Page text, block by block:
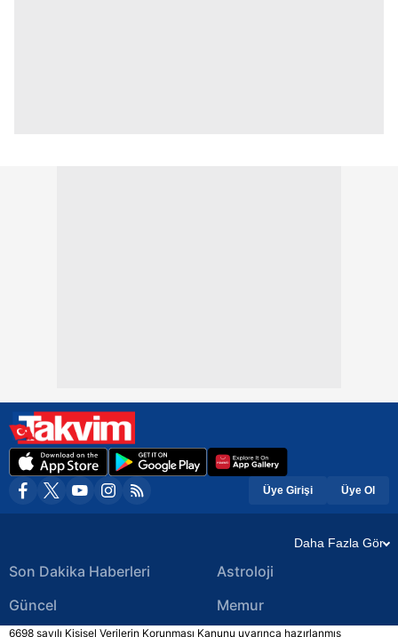
Üye Girişi Üye Ol
Daha Fazla Gör
Son Dakika Haberleri
Güncel
Astroloji
Memur
6698 sayılı Kişisel Verilerin Korunması Kanunu uyarınca hazırlanmış